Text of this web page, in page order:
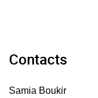
Contacts
Samia Boukir